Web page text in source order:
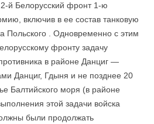
й Белорусский фронт 1-ю
включив в ее состав танковую
Польского . Одновременно с этим
фронту задачу
в районе Данциг —
Данциг, Гдыня и не позднее 20
Балтийского моря (в районе
этой задачи войска
были продолжать